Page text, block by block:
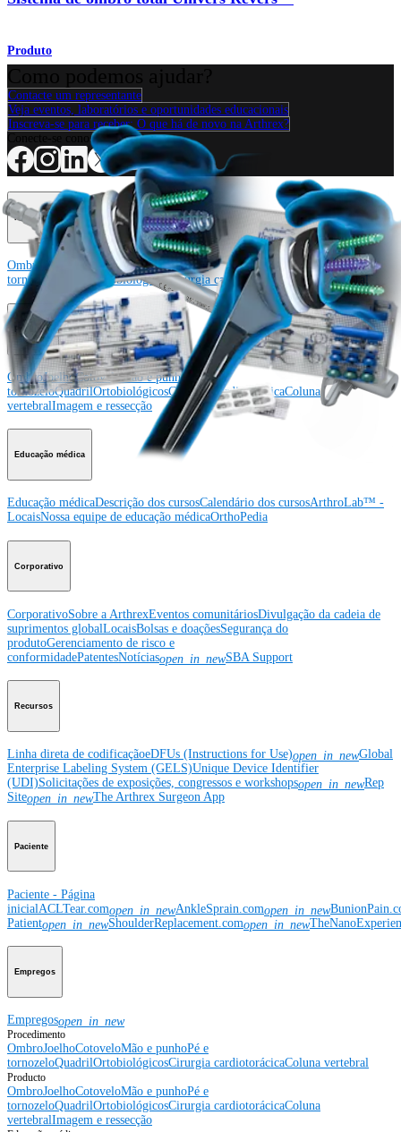
Produto
Contacte um representante
Veja eventos, laboratórios e oportunidades educacionais
Inscreva-se para receber: O que há de novo na Arthrex?
Conecte-se conosco
Procedimento
Ombro Joelho Cotovelo Mão e punhoPé e
tornozelo
OrtobiológicosCirurgia cardiotorácica Coluna vertebral
Producto
OmbroJoelhoCotoveloMão e punho Pé e
tornozeloQuadrilOrtobiológicosCirurgia cardiotorácicaColuna
vertebralImagem e ressecção
Educação médica
Educação médicaDescrição dos cursosCalendário dos cursosArthroLab™ -
LocaisNossa equipe de educação médicaOrthoPedia
Corporativo
CorporativoSobre a ArthrexEventos comunitáriosDivulgação da cadeia de
suprimentos globalLocaisBolsas e doaçõesSegurança do
produtoGerenciamento de risco e
conformidadePatentesNotíciasopen_in_newSBA Support
Recursos
Linha direta de codificaçãoeDFUs (Instructions for Use)open_in_newGlobal
Enterprise Labeling System (GELS)Unique Device Identifier
(UDI)Solicitações de exposições, congressos e workshopsopen_in_newRep
Siteopen_in_newThe Arthrex Surgeon App
Paciente
Paciente - Página
inicial ACLTear.comopen_in_newAnkleSprain.comopen_in_new
Patientopen_in_newShoulderReplacement.comopen_in_new
Empregos
Empregosopen_in_new
Procedimento
OmbroJoelhoCotoveloMão e punhoPé e
tornozeloQuadrilOrtobiológicosCirurgia cardiotorácicaColuna vertebral
Producto
OmbroJoelhoCotoveloMão e punhoPé e
tornozeloQuadrilOrtobiológicosCirurgia cardiotorácicaColuna
vertebralImagem e ressecção